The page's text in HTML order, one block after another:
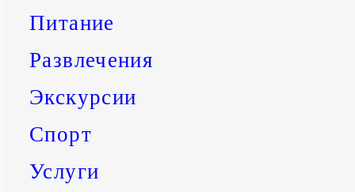
Питание
Развлечения
Экскурсии
Спорт
Услуги